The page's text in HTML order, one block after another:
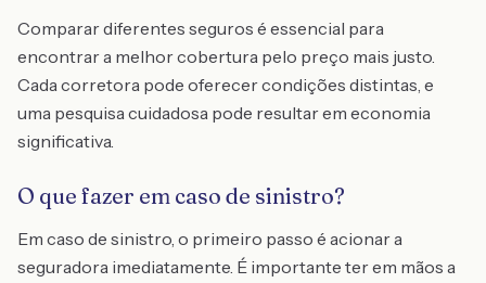
Comparar diferentes seguros é essencial para
encontrar a melhor cobertura pelo preço mais justo.
Cada corretora pode oferecer condições distintas, e
uma pesquisa cuidadosa pode resultar em economia
significativa.
O que fazer em caso de sinistro?
Em caso de sinistro, o primeiro passo é acionar a
seguradora imediatamente. É importante ter em mãos a